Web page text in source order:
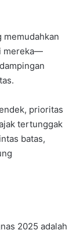
memudahkan
mereka—
prioritas
tertunggak
batas,
2025 adalah